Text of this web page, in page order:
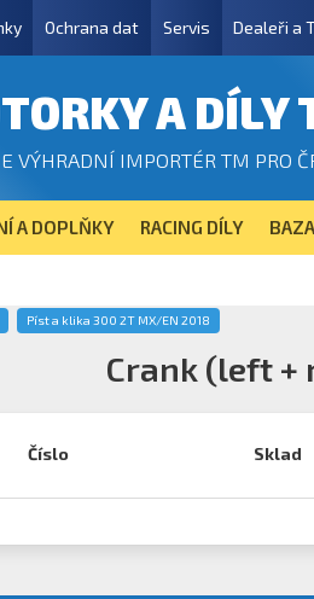
Ochrana dat Servis Dealeři a
A DÍLY
VÝHRADNÍ IMPORTÉR TM PRO
A DOPLŇKY RACING DÍLY
Píst a klika 300 2T MX/EN 2018
Crank (left +
Číslo Sklad